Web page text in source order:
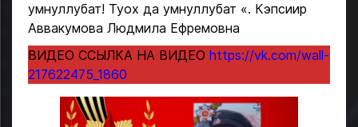
умнуллубат! Туох да умнуллубат «. Кэпсиир
Аввакумова Людмила Ефремовна
ВИДЕО ССЫЛКА НА ВИДЕО https://vk.com/wall-
217622475_1860